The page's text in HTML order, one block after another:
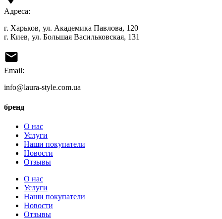
Адреса:
г. Харьков, ул. Академика Павлова, 120
г. Киев, ул. Большая Васильковская, 131
Email:
info@laura-style.com.ua
бренд
О нас
Услуги
Наши покупатели
Новости
Отзывы
О нас
Услуги
Наши покупатели
Новости
Отзывы